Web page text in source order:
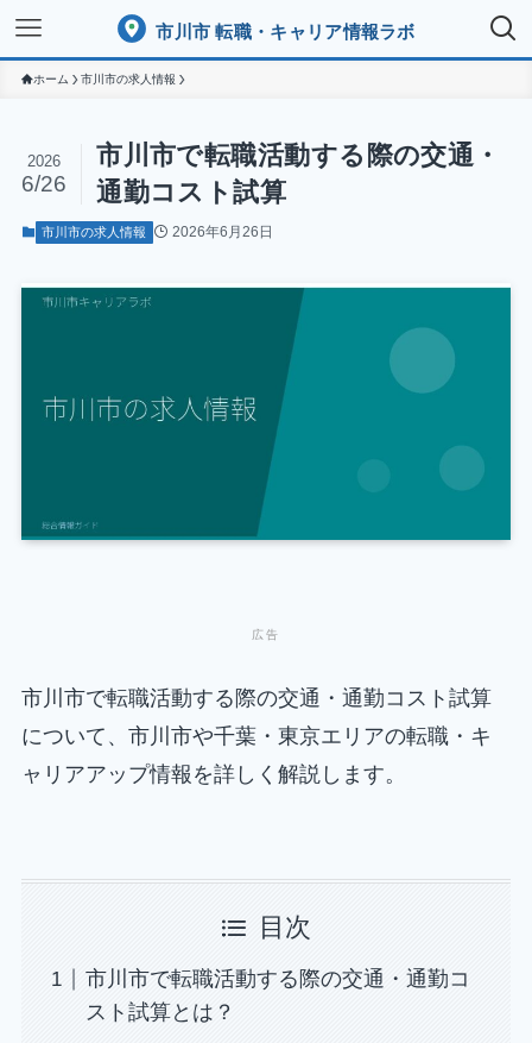
市川市 転職・キャリア情報ラボ
ホーム 市川市の求人情報
市川市で転職活動する際の交通・
通勤コスト試算
2026
6/26
市川市の求人情報 2026年6月26日
市川市で転職活動する際の交通・通勤コスト試算
について、市川市や千葉・東京エリアの転職・キ
ャリアアップ情報を詳しく解説します。
目次
市川市で転職活動する際の交通・通勤コ
スト試算とは？